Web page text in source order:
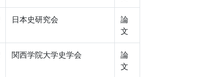
日本史研究会
論
文
関西学院大学史学会
論
文